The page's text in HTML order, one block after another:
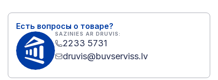
Есть вопросы о товаре?
SAZINIES AR DRUVIS:
2233 5731
druvis@buvserviss.lv